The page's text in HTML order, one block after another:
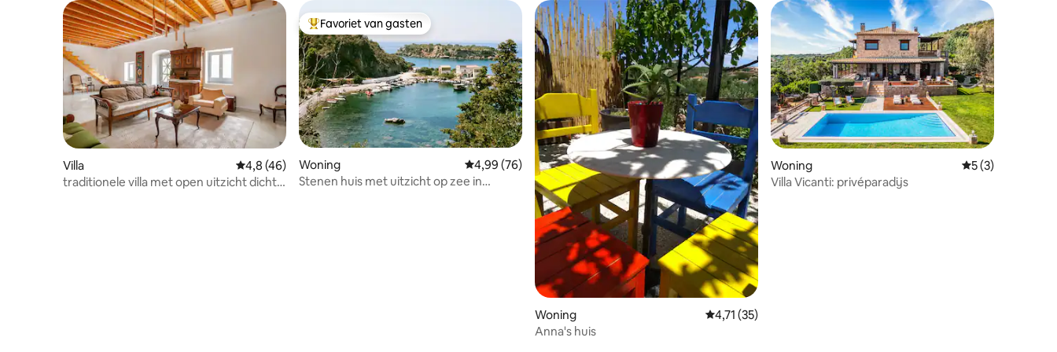
Villa Gemiddelde beoordeling van 4,8 uit 5, 46 recensies
4,8 (46)
traditionele villa met open uitzicht dicht
Topfavoriet van gasten
Favoriet van gasten
Woning Gemiddelde beoordeling van 4,99 uit 5, 76 recensies
4,99 (76)
Stenen huis met uitzicht op zee in
Woning Gemiddelde beoordeling van 4,71 uit 5, 35 recensies
4,71 (35)
Anna's huis
Woning Gemiddelde
5 (3)
Villa Vicanti: privéparadijs